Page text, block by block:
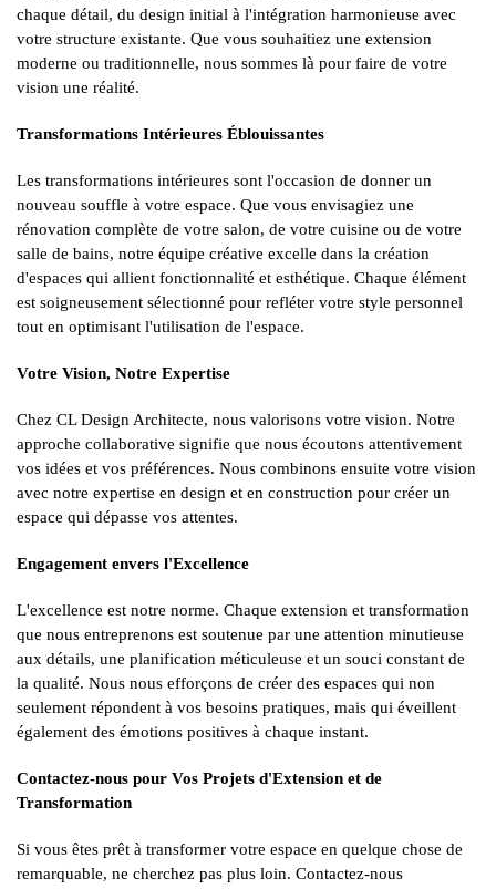
chaque détail, du design initial à l'intégration harmonieuse avec
votre structure existante. Que vous souhaitiez une extension
moderne ou traditionnelle, nous sommes là pour faire de votre
vision une réalité.
Transformations Intérieures Éblouissantes
Les transformations intérieures sont l'occasion de donner un
nouveau souffle à votre espace. Que vous envisagiez une
rénovation complète de votre salon, de votre cuisine ou de votre
salle de bains, notre équipe créative excelle dans la création
d'espaces qui allient fonctionnalité et esthétique. Chaque élément
est soigneusement sélectionné pour refléter votre style personnel
tout en optimisant l'utilisation de l'espace.
Votre Vision, Notre Expertise
Chez CL Design Architecte, nous valorisons votre vision. Notre
approche collaborative signifie que nous écoutons attentivement
vos idées et vos préférences. Nous combinons ensuite votre vision
avec notre expertise en design et en construction pour créer un
espace qui dépasse vos attentes.
Engagement envers l'Excellence
L'excellence est notre norme. Chaque extension et transformation
que nous entreprenons est soutenue par une attention minutieuse
aux détails, une planification méticuleuse et un souci constant de
la qualité. Nous nous efforçons de créer des espaces qui non
seulement répondent à vos besoins pratiques, mais qui éveillent
également des émotions positives à chaque instant.
Contactez-nous pour Vos Projets d'Extension et de
Transformation
Si vous êtes prêt à transformer votre espace en quelque chose de
remarquable, ne cherchez pas plus loin. Contactez-nous